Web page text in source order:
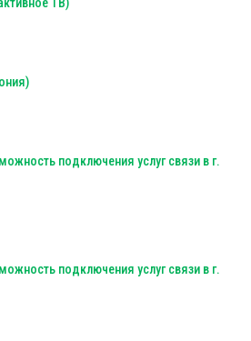
подключения услуг связи в г.
подключения услуг связи в г.